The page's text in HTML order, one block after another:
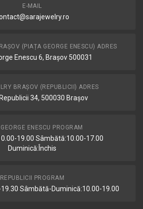
E-MAIL
(PIAȚA GEORGE ENESCU) ADRES
Enescu 6, Brașov 500031
BRAȘOV (REPUBLICII) ADRES
34, 500030 Brașov
ENESCU PROGRAM
19.00 Sâmbătă:10.00-17.00
Duminică:Închis
REPUBLICII PROGRAM
19.30 Sâmbătă-Duminică:10.00-19.00